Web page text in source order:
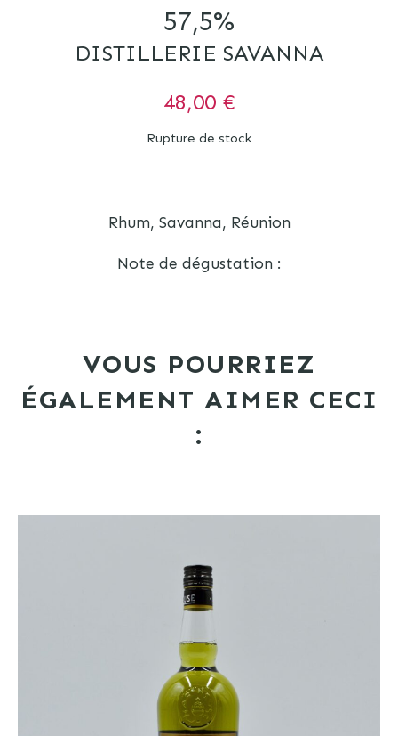
57,5%
DISTILLERIE SAVANNA
48,00 €
Rupture de stock
Rhum, Savanna, Réunion
Note de dégustation :
VOUS POURRIEZ
ÉGALEMENT AIMER CECI
: